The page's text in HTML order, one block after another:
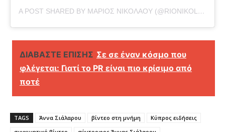
A POST SHARED BY ΜΑΡΙΟΣ ΝΙΚΟΛΑΟΥ (@RIONIKOLAOU)
ΔΙΑΒΑΣΤΕ ΕΠΙΣΗΣ Σε σε έναν κόσμο που
φλέγεται: Γιατί το PR είναι πιο κρίσιμο από
ποτέ
TAGS Άννα Σιάλαρου βίντεο στη μνήμη
Κύπρος ειδήσεις